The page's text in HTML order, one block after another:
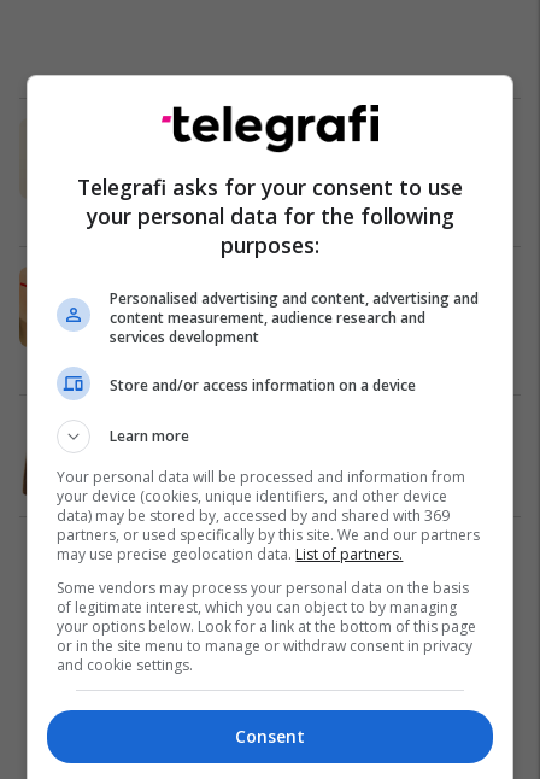
A mundet hunda artificiale të
“nuhasë” sëmundjet, si dhe
ushqimin e prishur?
Shëndeti 24/09/2023
buzës së sipërme? Do të çuditeni
kur të lexoni çfarë do të thotë kjo...
Ju mundon lemza? Shtypni këto dy
Shëndeti 09/09/2023
1
Telegrafi asks for your consent to use
your personal data for the following
purposes:
Personalised advertising and content, advertising and
content measurement, audience research and
services development
Store and/or access information on a device
Learn more
Your personal data will be processed and information from
your device (cookies, unique identifiers, and other device
data) may be stored by, accessed by and shared with 369
partners, or used specifically by this site. We and our partners
may use precise geolocation data. List of partners.
Some vendors may process your personal data on the basis
of legitimate interest, which you can object to by managing
your options below. Look for a link at the bottom of this page
or in the site menu to manage or withdraw consent in privacy
and cookie settings.
Consent